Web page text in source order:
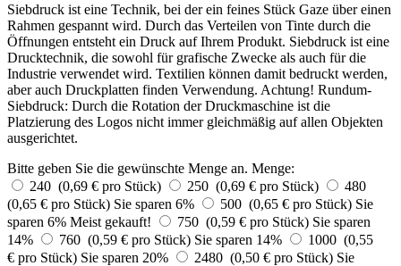
Siebdruck ist eine Technik, bei der ein feines Stück Gaze über einen
Rahmen gespannt wird. Durch das Verteilen von Tinte durch die
Öffnungen entsteht ein Druck auf Ihrem Produkt. Siebdruck ist eine
Drucktechnik, die sowohl für grafische Zwecke als auch für die
Industrie verwendet wird. Textilien können damit bedruckt werden,
aber auch Druckplatten finden Verwendung. Achtung! Rundum-
Siebdruck: Durch die Rotation der Druckmaschine ist die
Platzierung des Logos nicht immer gleichmäßig auf allen Objekten
ausgerichtet.
Bitte geben Sie die gewünschte Menge an. Menge:
240 (0,69 € pro Stück)
250 (0,69 € pro Stück)
480
(0,65 € pro Stück) Sie sparen 6% 500 (0,65 € pro Stück) Sie
sparen 6% Meist gekauft! 750 (0,59 € pro Stück) Sie sparen
14%
760 (0,59 € pro Stück) Sie sparen 14%
1000 (0,55
€ pro Stück) Sie sparen 20% 2480 (0,50 € pro Stück) Sie